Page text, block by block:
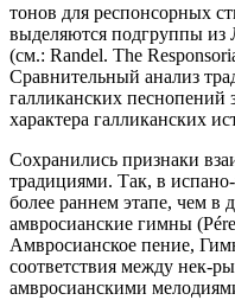
тонов для респонсорных
выделяются подгруппы из
(см.: Randel. The
Сравнительный анализ
галликанских песнопений
характера галликанских
Сохранились признаки
традициями. Так, в
более раннем этапе, чем в
амвросианские гимны
Амвросианское пение,
соответствия между нек-
амвросианскими